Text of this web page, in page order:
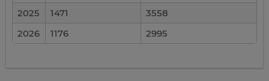
2025
1471
3558
2026
1176 2995